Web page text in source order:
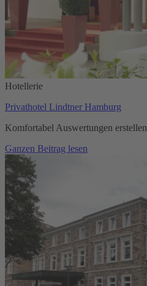
Hotellerie
Privathotel Lindtner Hamburg
Komfortabel Auswertungen erstellen
Ganzen Beitrag lesen